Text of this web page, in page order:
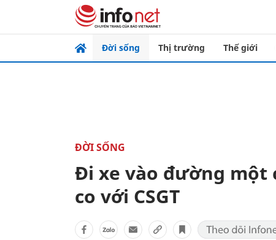
Đời sống Thị trường Thế giới
ĐỜI SỐNG
Đi xe vào đường một
co với CSGT